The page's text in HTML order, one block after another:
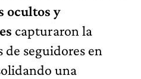
ocultos y
capturaron la
seguidores en
una